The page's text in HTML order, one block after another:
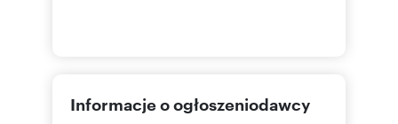
Informacje o ogłoszeniodawcy